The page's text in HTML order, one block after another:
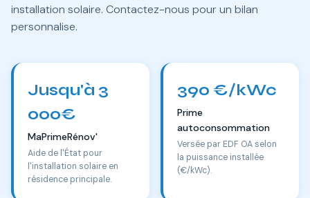
installation solaire. Contactez-nous pour un bilan
personnalise.
Jusqu'à 3
000€
MaPrimeRénov'
Aide de l'État pour
l'installation solaire en
résidence principale.
390 €/kWc
Prime
autoconsommation
Versée par EDF OA selon
la puissance installée
(€/kWc).